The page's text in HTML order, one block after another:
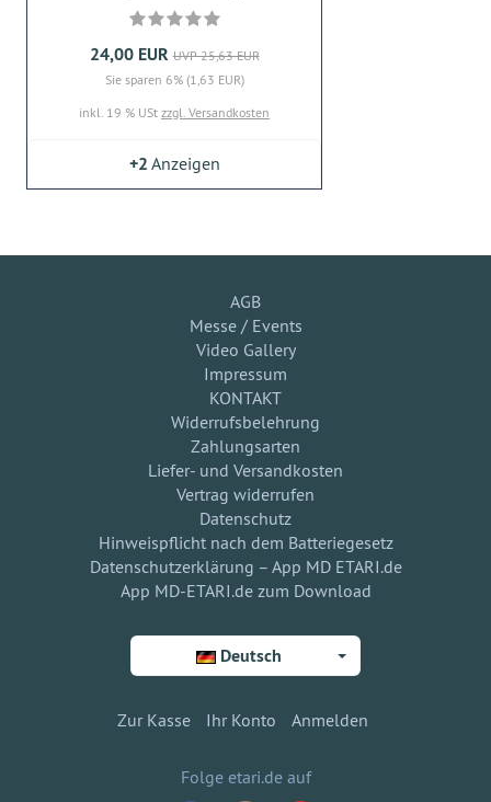
24,00 EUR UVP 25,63 EUR
Sie sparen 6% (1,63 EUR)
inkl. 19 % USt zzgl. Versandkosten
+2 Anzeigen
AGB
Messe / Events
Video Gallery
Impressum
KONTAKT
Widerrufsbelehrung
Zahlungsarten
Liefer- und Versandkosten
Vertrag widerrufen
Datenschutz
Hinweispflicht nach dem Batteriegesetz
Datenschutzerklärung – App MD ETARI.de
App MD-ETARI.de zum Download
Deutsch
Zur Kasse Ihr Konto Anmelden
Folge etari.de auf